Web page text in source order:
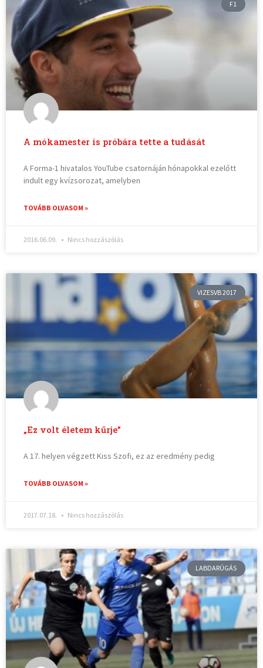
F1
A mókamester is próbára tette a tudását
A Forma-1 hivatalos YouTube csatornáján hónapokkal ezelőtt
indult egy kvízsorozat, amelyben
TOVÁBB OLVASOM »
2016.06.09. Nincs hozzászólás
VIZESVB 2017
„Ez volt életem kűrje”
A 17. helyen végzett Kiss Szofi, ez az eredmény pedig
TOVÁBB OLVASOM »
2017.07.18. Nincs hozzászólás
LABDARÚGÁS